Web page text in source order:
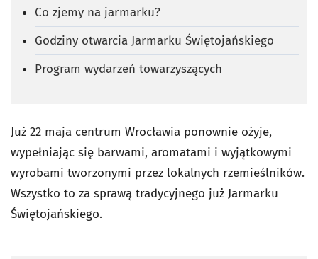
Co zjemy na jarmarku?
Godziny otwarcia Jarmarku Świętojańskiego
Program wydarzeń towarzyszących
Już 22 maja centrum Wrocławia ponownie ożyje,
wypełniając się barwami, aromatami i wyjątkowymi
wyrobami tworzonymi przez lokalnych rzemieślników.
Wszystko to za sprawą tradycyjnego już Jarmarku
Świętojańskiego.